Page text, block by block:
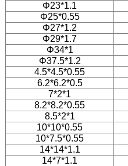
Φ23*1.1
Φ25*0.55
Φ27*1.2
Φ29*1.7
Φ34*1
Φ37.5*1.2
4.5*4.5*0.55
6.2*6.2*0.5
7*2*1
8.2*8.2*0.55
8.5*2*1
10*10*0.55
10*7.5*0.55
14*14*1.1
14*7*1.1